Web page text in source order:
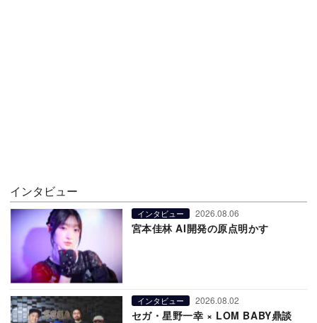
インタビュー
インタビュー 2026.08.06
宮本佳林 AI開発の原点明かす
インタビュー 2026.08.02
セガ・星野一幸 × LOM BABY鼎談